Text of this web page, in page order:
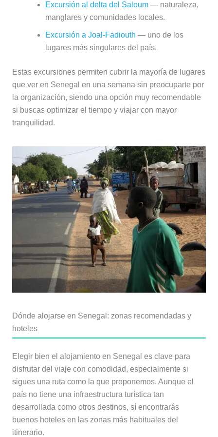
Excursión al delta del Saloum— naturaleza,
manglares y comunidades locales.
Excursión a Joal-Fadiouth — uno de los
lugares más singulares del país.
Estas excursiones permiten cubrir la mayoría de lugares
que ver en Senegal en una semana sin preocuparte por
la organización, siendo una opción muy recomendable
si buscas optimizar el tiempo y viajar con mayor
tranquilidad.
Dónde alojarse en Senegal: zonas recomendadas y
hoteles
Elegir bien el alojamiento en Senegal es clave para
disfrutar del viaje con comodidad, especialmente si
sigues una ruta como la que proponemos. Aunque el
país no tiene una infraestructura turística tan
desarrollada como otros destinos, sí encontrarás
buenos hoteles en las zonas más habituales del
itinerario.